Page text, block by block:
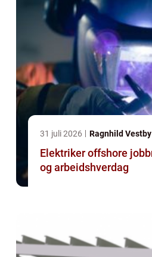
31 juli 2026 Ragnhild Vestby
Elektriker offshore jobbmuligheter, krav
og arbeidshverdag